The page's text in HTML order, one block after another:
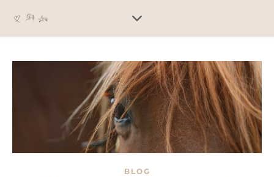
BLOG